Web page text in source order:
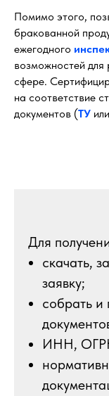
Помимо этого,
бракованной
ежегодного
возможностей для
сфере.
на соответствие
документов (ТУ
Для
скачать,
заявку;
собрать и
ИНН,